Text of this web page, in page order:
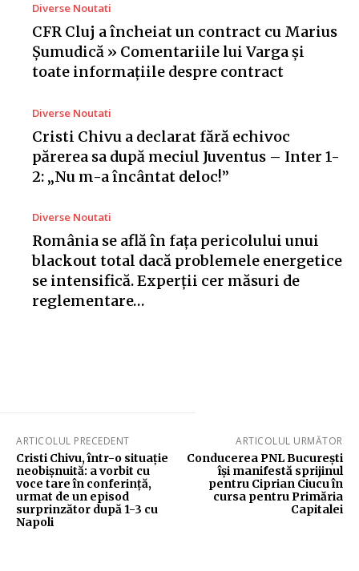
Diverse Noutati
CFR Cluj a încheiat un contract cu Marius
Șumudică » Comentariile lui Varga și
toate informațiile despre contract
Diverse Noutati
Cristi Chivu a declarat fără echivoc
părerea sa după meciul Juventus – Inter 1-
2: „Nu m-a încântat deloc!”
Diverse Noutati
România se află în fața pericolului unui
blackout total dacă problemele energetice
se intensifică. Experții cer măsuri de
reglementare…
ARTICOLUL PRECEDENT
Cristi Chivu, într-o situație
neobișnuită: a vorbit cu
voce tare în conferință,
urmat de un episod
surprinzător după 1-3 cu
Napoli
ARTICOLUL URMĂTOR
Conducerea PNL București
își manifestă sprijinul
pentru Ciprian Ciucu în
cursa pentru Primăria
Capitalei